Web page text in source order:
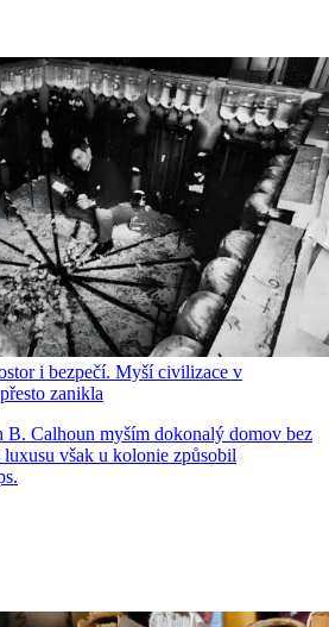
i bezpečí. Myší civilizace v
zanikla
Calhoun myším dokonalý domov bez
však u kolonie způsobil